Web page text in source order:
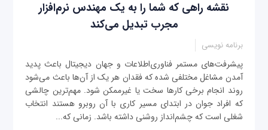
نقشه راهی که شما را به یک مهندس نرم‌افزار
مجرب تبدیل می‌کند
برنامه نویسی
پیشرفت‌های مستمر فناوری‌اطلاعات و جهان دیجیتال باعث پدید
آمدن مشاغل مختلفی شده که فقدان هر یک از آن‌ها باعث می‌شود
روند انجام برخی کارها سخت یا غیرممکن شود. مهم‌ترین چالشی
که افراد جوان در ابتدای مسیر کاری با آن روبرو هستند انتخاب
شغلی است که چشم‌انداز روشنی داشته باشد. زمانی که...